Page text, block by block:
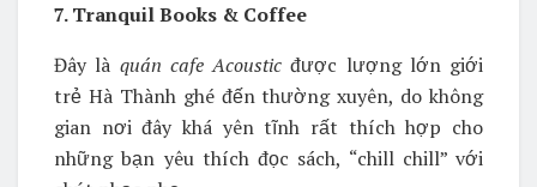
7. Tranquil Books & Coffee
Đây là quán cafe Acoustic được lượng lớn giới
trẻ Hà Thành ghé đến thường xuyên, do không
gian nơi đây khá yên tĩnh rất thích hợp cho
những bạn yêu thích đọc sách, “chill chill” với